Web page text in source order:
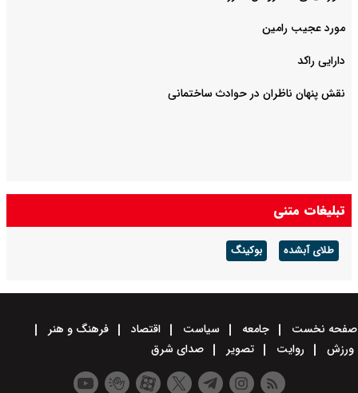
مورد عجیب رامین
دارایی راکد
نقش پنهان ناظران در حوادث ساختمانی
تبلیغات متنی
طلای آبشده بوکینگ
صفحه نخست جامعه سیاست اقتصاد
فرهنگ و هنر
ورزش
روایت تصویر صدای شرق